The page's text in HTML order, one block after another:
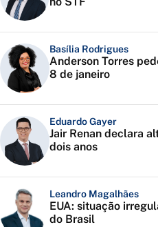
Basília Rodrigues
Anderson Torres
8 de janeiro
Eduardo Gayer
Jair Renan declara
dois anos
Leandro Magalhães
EUA: situação
do Brasil